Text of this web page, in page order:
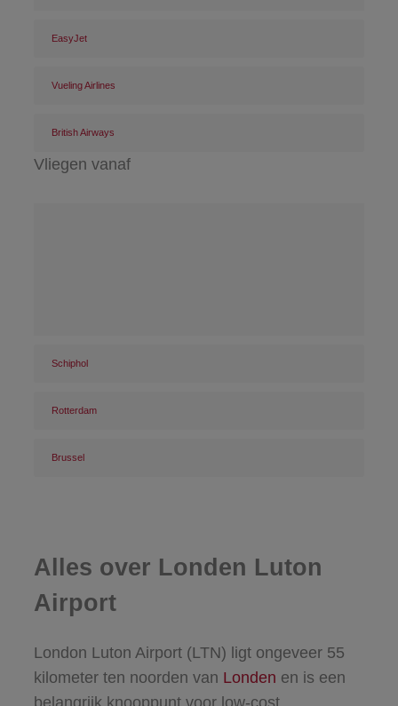
EasyJet
Vueling Airlines
British Airways
Vliegen vanaf
Schiphol
Rotterdam
Brussel
Alles over Londen Luton
Airport
London Luton Airport (LTN) ligt ongeveer 55
kilometer ten noorden van Londen en is een